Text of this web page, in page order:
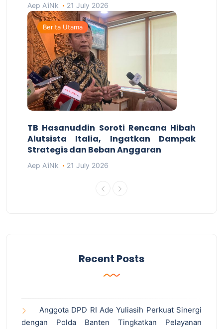
Aep A'iNk 21 July 2026
Berita Utama
TB Hasanuddin Soroti Rencana Hibah
Alutsista Italia, Ingatkan Dampak
Strategis dan Beban Anggaran
Aep A'iNk 21 July 2026
Recent Posts
Anggota DPD RI Ade Yuliasih Perkuat Sinergi
dengan Polda Banten Tingkatkan Pelayanan